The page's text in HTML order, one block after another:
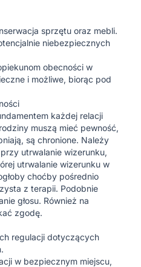
sprzętu oraz mebli.
niebezpiecznych
obecności w
i możliwe, biorąc pod
każdej relacji
muszą mieć pewność,
są chronione. Należy
utrwalanie wizerunku,
utrwalanie wizerunku w
choćby pośrednio
z terapii. Podobnie
głosu. Również na
zgodę.
regulacji dotyczących
w bezpiecznym miejscu,